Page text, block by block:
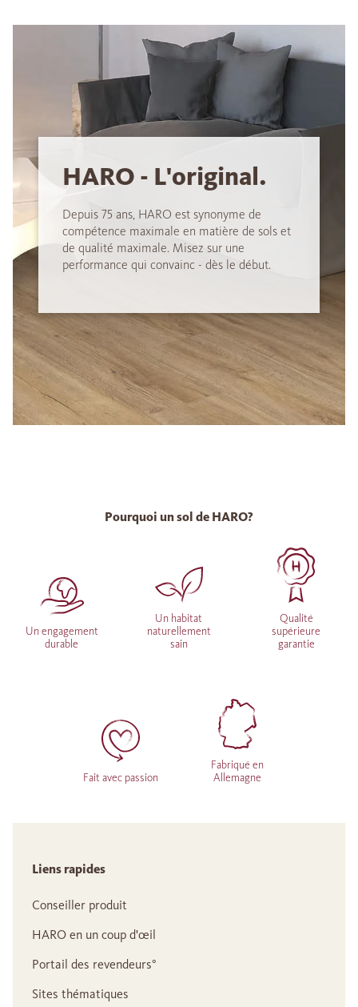
HARO - L'original.
Depuis 75 ans, HARO est synonyme de
compétence maximale en matière de sols et
de qualité maximale. Misez sur une
performance qui convainc - dès le début.
Pourquoi un sol de HARO?
Un engagement
durable
Un habitat
naturellement
sain
Qualité
supérieure
garantie
Fait avec passion
Fabriqué en
Allemagne
Liens rapides
Conseiller produit
HARO en un coup d'œil
Portail des revendeurs°
Sites thématiques